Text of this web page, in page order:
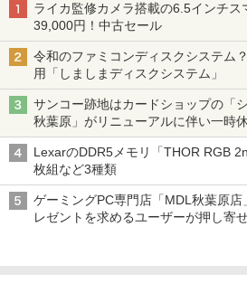
ライカ監修カメラ搭載の6.5インチス
39,000円！中古セール
令和のファミコンディスクシステム
用「しましまディスクシステム」
サンコー跡地はカードショップの「
秋葉原」がリニューアルに伴い一時
リが100円で販売など～ 最近の秋葉
LexarのDDR5メモリ「THOR RGB
枚組など3種類
ゲーミングPC専門店「MDL秋葉原
レゼントを求めるユーザーが押し寄